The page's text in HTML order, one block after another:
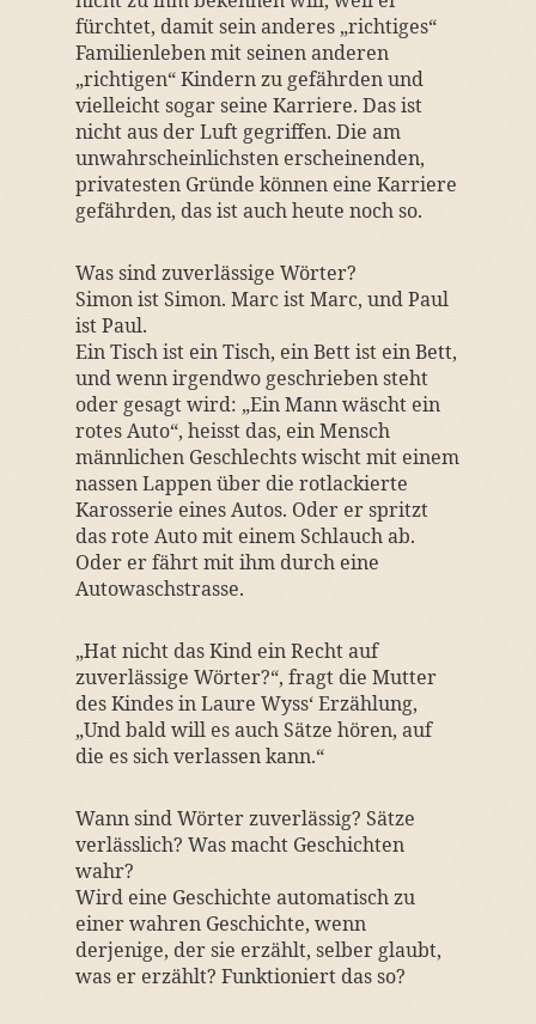
fürchtet, damit sein anderes „richtiges“
Familienleben mit seinen anderen
„richtigen“ Kindern zu gefährden und
vielleicht sogar seine Karriere. Das ist
nicht aus der Luft gegriffen. Die am
unwahrscheinlichsten erscheinenden,
privatesten Gründe können eine Karriere
gefährden, das ist auch heute noch so.
Was sind zuverlässige Wörter?
Simon ist Simon. Marc ist Marc, und Paul
ist Paul.
Ein Tisch ist ein Tisch, ein Bett ist ein Bett,
und wenn irgendwo geschrieben steht
oder gesagt wird: „Ein Mann wäscht ein
rotes Auto“, heisst das, ein Mensch
männlichen Geschlechts wischt mit einem
nassen Lappen über die rotlackierte
Karosserie eines Autos. Oder er spritzt
das rote Auto mit einem Schlauch ab.
Oder er fährt mit ihm durch eine
Autowaschstrasse.
„Hat nicht das Kind ein Recht auf
zuverlässige Wörter?“, fragt die Mutter
des Kindes in Laure Wyss‘ Erzählung,
„Und bald will es auch Sätze hören, auf
die es sich verlassen kann.“
Wann sind Wörter zuverlässig? Sätze
verlässlich? Was macht Geschichten
wahr?
Wird eine Geschichte automatisch zu
einer wahren Geschichte, wenn
derjenige, der sie erzählt, selber glaubt,
was er erzählt? Funktioniert das so?